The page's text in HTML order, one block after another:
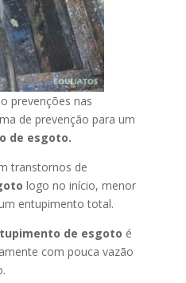
prevenções nas
de prevenção para um
de esgoto.
transtornos de
logo no início, menor
entupimento total.
de esgoto é
com pouca vazão